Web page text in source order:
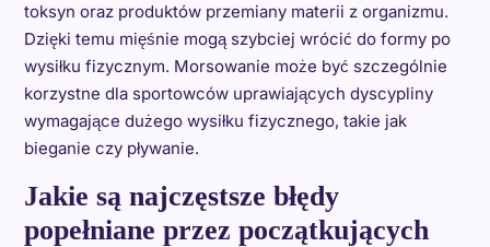
toksyn oraz produktów przemiany materii z organizmu.
Dzięki temu mięśnie mogą szybciej wrócić do formy po
wysiłku fizycznym. Morsowanie może być szczególnie
korzystne dla sportowców uprawiających dyscypliny
wymagające dużego wysiłku fizycznego, takie jak
bieganie czy pływanie.
Jakie są najczęstsze błędy
popełniane przez początkujących